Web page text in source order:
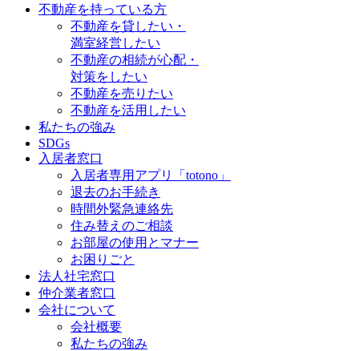
不動産を持っている方
不動産を貸したい・
満室経営したい
不動産の相続が心配・
対策をしたい
不動産を売りたい
不動産を活用したい
私たちの強み
SDGs
入居者窓口
入居者専用アプリ「totono」
退去のお手続き
時間外緊急連絡先
住み替えのご相談
お部屋の使用とマナー
お困りごと
法人社宅窓口
仲介業者窓口
会社について
会社概要
私たちの強み